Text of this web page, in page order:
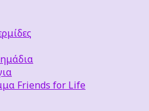
Friends for Life